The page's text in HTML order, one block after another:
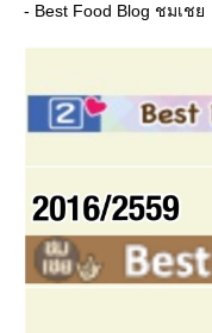
- Best Food Blog ชมเช